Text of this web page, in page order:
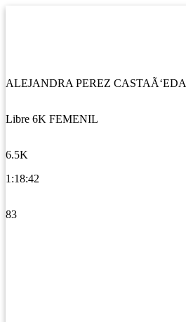
ALEJANDRA PEREZ CASTAÃ‘EDA
Libre 6K FEMENIL
6.5K
1:18:42
83